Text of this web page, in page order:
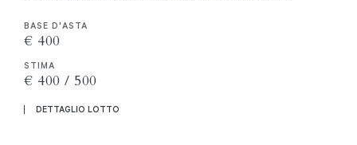
BASE D'ASTA
€ 400
STIMA
€ 400 / 500
DETTAGLIO LOTTO